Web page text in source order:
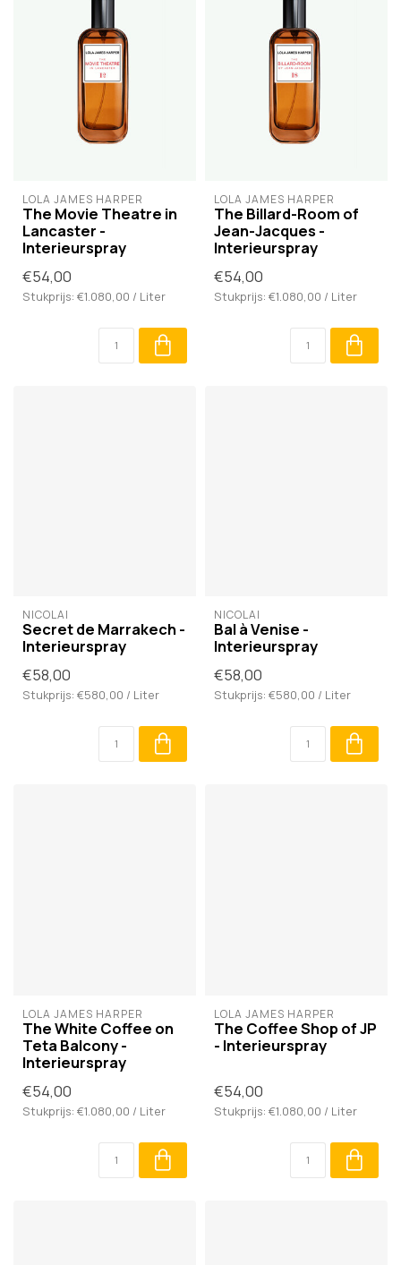
LOLA JAMES HARPER
The Movie Theatre in
Lancaster -
Interieurspray
€54,00
Stukprijs: €1.080,00 / Liter
LOLA JAMES HARPER
The Billard-Room of
Jean-Jacques -
Interieurspray
€54,00
Stukprijs: €1.080,00 / Liter
NICOLAÏ
Secret de Marrakech -
Interieurspray
€58,00
Stukprijs: €580,00 / Liter
NICOLAÏ
Bal à Venise -
Interieurspray
€58,00
Stukprijs: €580,00 / Liter
LOLA JAMES HARPER
The White Coffee on
Teta Balcony -
Interieurspray
€54,00
Stukprijs: €1.080,00 / Liter
LOLA JAMES HARPER
The Coffee Shop of JP
- Interieurspray
€54,00
Stukprijs: €1.080,00 / Liter